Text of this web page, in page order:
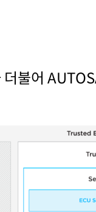
불어